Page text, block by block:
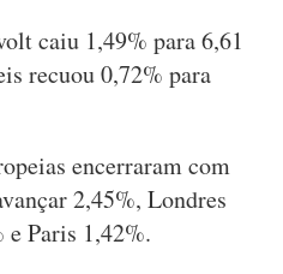
caiu 1,49% para 6,61
recuou 0,72% para
encerraram com
2,45%, Londres
Paris 1,42%.